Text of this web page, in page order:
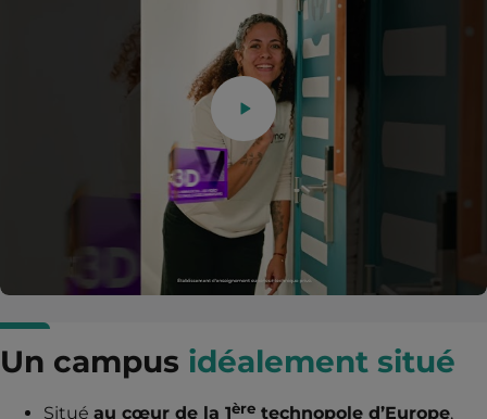
Un campus idéalement situé
Situé au cœur de la 1ère technopole d’Europe,